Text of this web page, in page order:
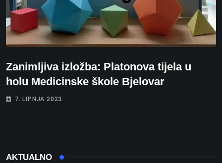
Zanimljiva izložba: Platonova tijela u
holu Medicinske škole Bjelovar
7. LIPNJA 2023.
AKTUALNO